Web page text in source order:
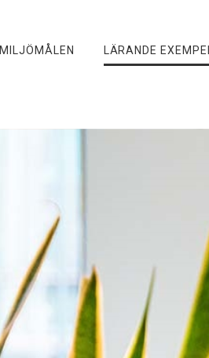
MILJÖMÅLEN LÄRANDE EXEMPEL